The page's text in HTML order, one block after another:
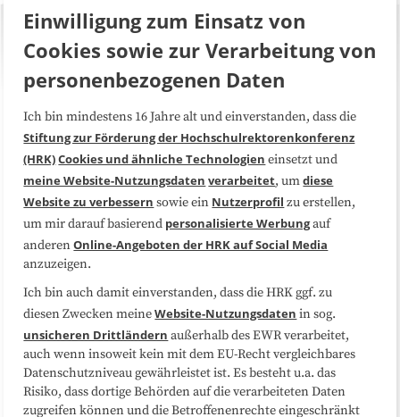
Über uns FAQ
Medienarbeit Kooperationen
Datenschutzerklärung Impressum
Sitemap
Folgen Sie uns
Einwilligung zum Einsatz von
Cookies sowie zur Verarbeitung von
personenbezogenen Daten
Ich bin mindestens 16 Jahre alt und einverstanden, dass die
Stiftung zur Förderung der Hochschulrektorenkonferenz
(HRK)Cookies und ähnliche Technologien einsetzt und
meine Website-Nutzungsdaten verarbeitet, umdiese
Website zu verbessern sowie ein Nutzerprofil zu erstellen,
um mir darauf basierend personalisierte Werbungauf
anderenOnline-Angeboten der HRK auf Social Media
anzuzeigen.
Ich bin auch damit einverstanden, dass die HRK ggf. zu
diesen Zwecken meineWebsite-Nutzungsdaten in sog.
unsicheren Drittländern außerhalb des EWR verarbeitet,
auch wenn insoweit kein mit dem EU-Recht vergleichbares
Datenschutzniveau gewährleistet ist. Es besteht u.a. das
Risiko, dass dortige Behörden auf die verarbeiteten Daten
zugreifen können und die Betroffenenrechte eingeschränkt